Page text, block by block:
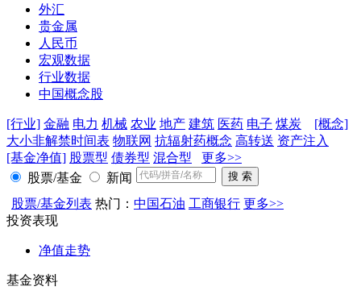
外汇
贵金属
人民币
宏观数据
行业数据
中国概念股
[行业] 金融 电力 机械 农业 地产 建筑 医药 电子 煤炭
[概念]
大小非解禁时间表 物联网 抗辐射药概念 高转送 资产注入
[基金净值] 股票型 债券型 混合型
更多>>
股票/基金
新闻
股票/基金列表 热门： 中国石油 工商银行 更多>>
投资表现
净值走势
基金资料